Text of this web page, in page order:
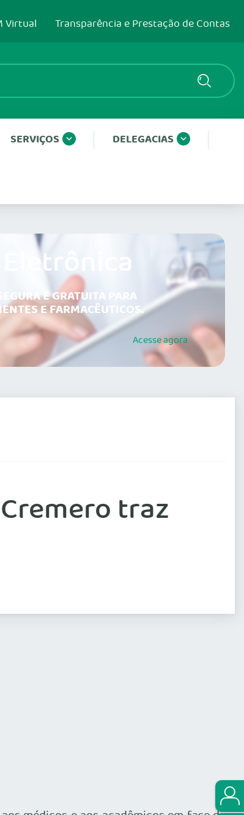
Virtual Transparência e Prestação de Contas
SERVIÇOS DELEGACIAS
E GRATUITA PARA
E FARMACÊUTICOS.
Acesseagora
traz